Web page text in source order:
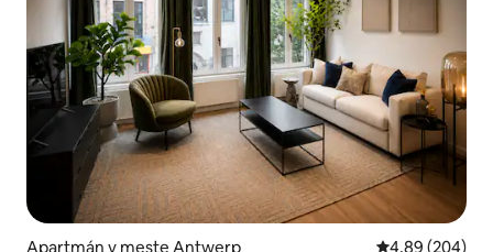
Apartmán v meste Antwerp Priemerné
4,89 (204)